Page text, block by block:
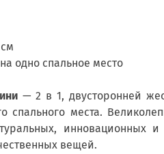
одно спальное место
— 2 в 1, двусторонней
спального места.
инновационных
вещей.